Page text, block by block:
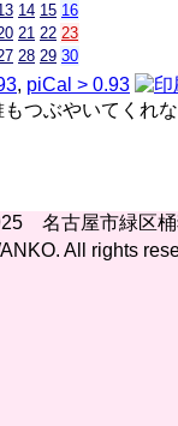
14 15 16
21 22 23
28 29 30
, piCal > 0.93
もつぶやいてくれ
名古屋市緑区桶
All rights